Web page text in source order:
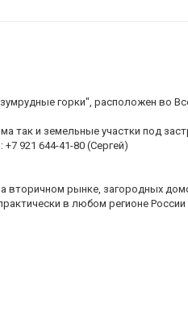
горки", расположен во
так и земельные участки под
921 644-41-80 (Сергей)
вторичном рынке, загородных
в любом регионе